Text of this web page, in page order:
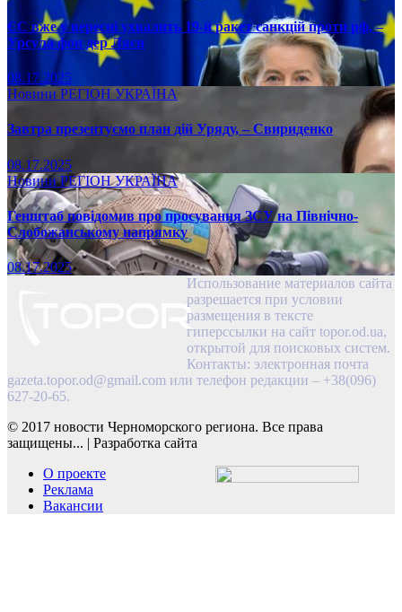
ЄС вже у вересні ухвалить 19-й ракет санкцій проти рф, –
Урсула фон дер Ляєн
08.17.2025
Новини РЕГІОН УКРАЇНА
Завтра презентуємо план дій Уряду, – Свириденко
08.17.2025
НовиниРЕГІОНУКРАЇНА
Генштаб повідомив про просування ЗСУ на Північно-
Слобожанському напрямку
08.17.2025
Использование материалов сайта
разрешается при условии
размещения в тексте
гиперссылки на сайт topor.od.ua,
открытой для поисковых систем.
Контакты: электронная почта
gazeta.topor.od@gmail.com или телефон редакции – +38(096)
627-20-65.
© 2017 новости Черноморского региона. Все права
защищены... | Разработка сайта
О проекте
Реклама
Вакансии